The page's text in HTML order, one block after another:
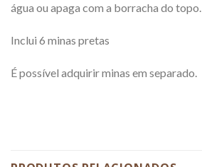
água ou apaga com a borracha do topo.
Inclui 6 minas pretas
É possível adquirir minas em separado.